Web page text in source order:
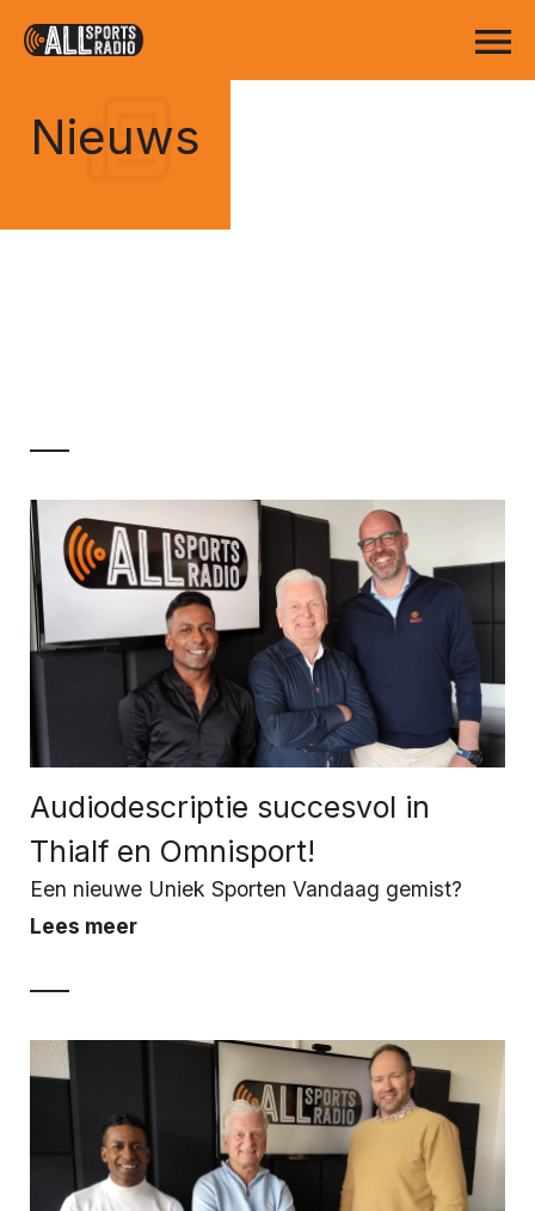
Nieuws
Audiodescriptie succesvol in
Thialf en Omnisport!
Een nieuwe Uniek Sporten Vandaag gemist?
Lees meer